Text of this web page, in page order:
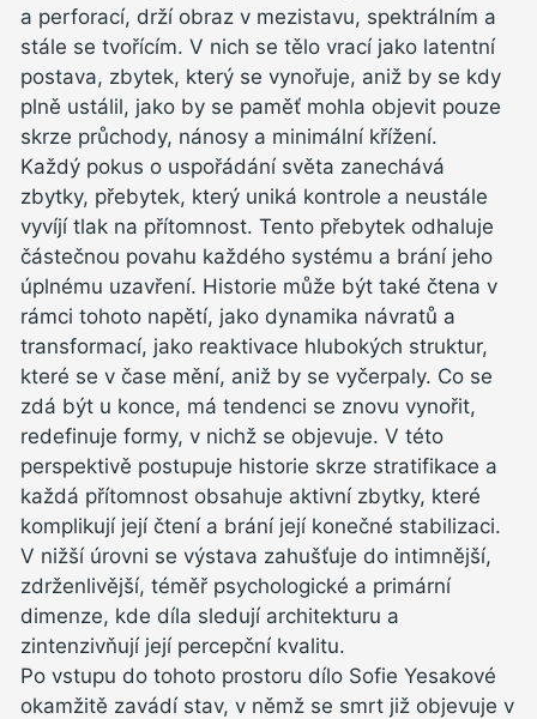
a perforací, drží obraz v mezistavu, spektrálním a
stále se tvořícím. V nich se tělo vrací jako latentní
postava, zbytek, který se vynořuje, aniž by se kdy
plně ustálil, jako by se paměť mohla objevit pouze
skrze průchody, nánosy a minimální křížení.
Každý pokus o uspořádání světa zanechává
zbytky, přebytek, který uniká kontrole a neustále
vyvíjí tlak na přítomnost. Tento přebytek odhaluje
částečnou povahu každého systému a brání jeho
úplnému uzavření. Historie může být také čtena v
rámci tohoto napětí, jako dynamika návratů a
transformací, jako reaktivace hlubokých struktur,
které se v čase mění, aniž by se vyčerpaly. Co se
zdá být u konce, má tendenci se znovu vynořit,
redefinuje formy, v nichž se objevuje. V této
perspektivě postupuje historie skrze stratifikace a
každá přítomnost obsahuje aktivní zbytky, které
komplikují její čtení a brání její konečné stabilizaci.
V nižší úrovni se výstava zahušťuje do intimnější,
zdrženlivější, téměř psychologické a primární
dimenze, kde díla sledují architekturu a
zintenzivňují její percepční kvalitu.
Po vstupu do tohoto prostoru dílo Sofie Yesakové
okamžitě zavádí stav, v němž se smrt již objevuje v